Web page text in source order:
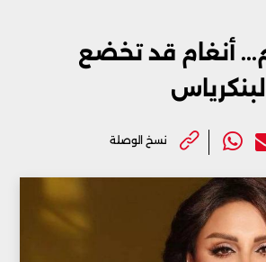
أنغام قد تخضع
نسخ الوصلة